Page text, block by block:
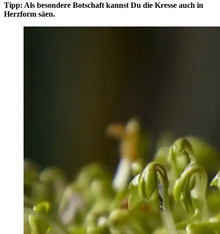
Tipp: Als besondere Botschaft kannst Du die Kresse auch in
Herzform säen.